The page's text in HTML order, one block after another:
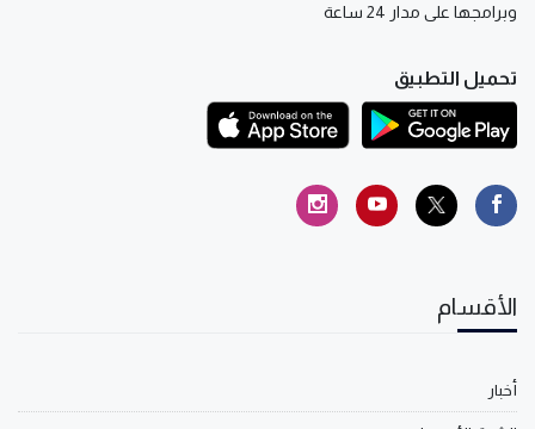
وبرامجها على مدار 24 ساعة
تحميل التطبيق
الأقسام
أخبار